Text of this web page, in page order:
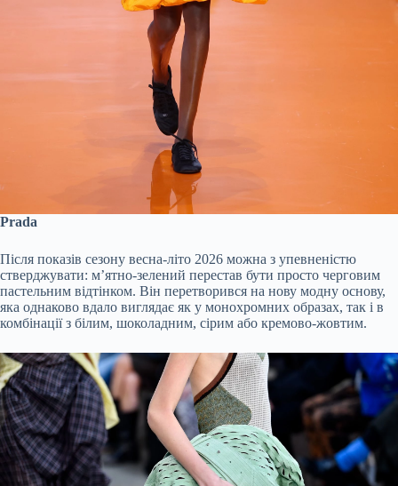
Prada
Після показів сезону весна-літо 2026 можна з упевненістю
стверджувати: м’ятно-зелений перестав бути просто черговим
пастельним відтінком. Він перетворився на нову модну основу,
яка однаково вдало виглядає як у монохромних образах, так і в
комбінації з білим, шоколадним, сірим або кремово-жовтим.